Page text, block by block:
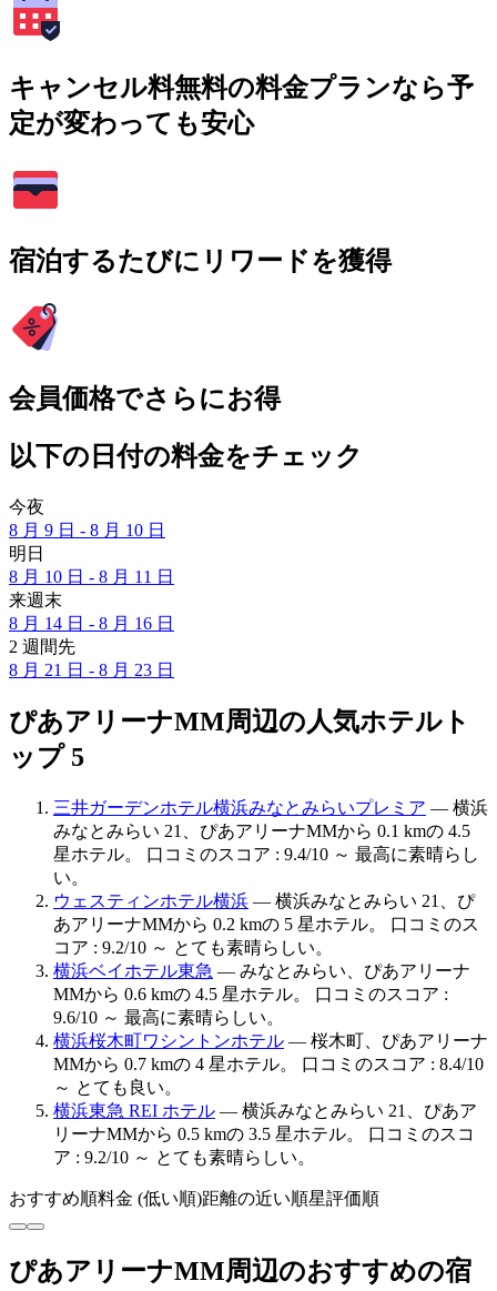
キャンセル料無料の料金プランなら予
定が変わっても安心
宿泊するたびにリワードを獲得
会員価格でさらにお得
以下の日付の料金をチェック
今夜
8 月 9 日 - 8 月 10 日
明日
8 月 10 日 - 8 月 11 日
来週末
8 月 14 日 - 8 月 16 日
2 週間先
8 月 21 日 - 8 月 23 日
ぴあアリーナMM周辺の人気ホテルト
ップ 5
三井ガーデンホテル横浜みなとみらいプレミア — 横浜
みなとみらい 21、ぴあアリーナMMから 0.1 kmの 4.5
星ホテル。 口コミのスコア : 9.4/10 ～ 最高に素晴らし
い。
ウェスティンホテル横浜 — 横浜みなとみらい 21、ぴ
あアリーナMMから 0.2 kmの 5 星ホテル。 口コミのス
コア : 9.2/10 ～ とても素晴らしい。
横浜ベイホテル東急 — みなとみらい、ぴあアリーナ
MMから 0.6 kmの 4.5 星ホテル。 口コミのスコア :
9.6/10 ～ 最高に素晴らしい。
横浜桜木町ワシントンホテル — 桜木町、ぴあアリーナ
MMから 0.7 kmの 4 星ホテル。 口コミのスコア : 8.4/10
～ とても良い。
横浜東急 REI ホテル — 横浜みなとみらい 21、ぴあア
リーナMMから 0.5 kmの 3.5 星ホテル。 口コミのスコ
ア : 9.2/10 ～ とても素晴らしい。
おすすめ順料金 (低い順)距離の近い順星評価順
ぴあアリーナMM周辺のおすすめの宿